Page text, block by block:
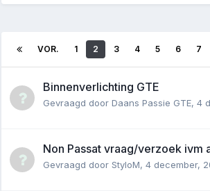
VOR. 1 2 3 4 5 6 7
Binnenverlichting GTE
Gevraagd door Daans Passie GTE, 4
Non Passat vraag/verzoek ivm
Gevraagd door StyloM, 4 december,